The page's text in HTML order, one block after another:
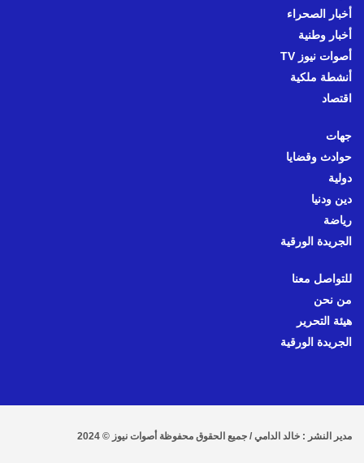
أخبار الصحراء
أخبار وطنية
أصوات نيوز TV
أنشطة ملكية
اقتصاد
جهات
حوادث وقضايا
دولية
دين ودنيا
رياضة
الجريدة الورقية
للتواصل معنا
من نحن
هيئة التحرير
الجريدة الورقية
مدير النشر : خالد الدامي / جميع الحقوق محفوظة أصوات نيوز © 2024